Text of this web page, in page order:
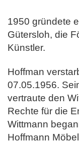
1950 gründete
Gütersloh, die
Künstler.
Hoffman
07.05.1956.
vertraute den
Rechte für die
Wittmann
Hoffmann